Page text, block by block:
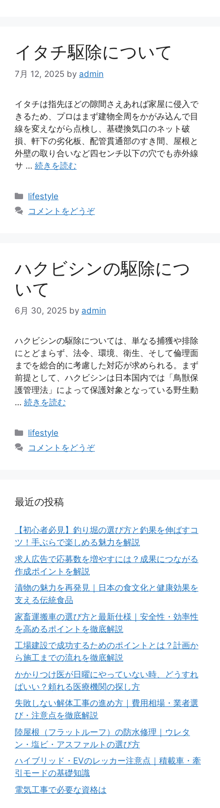
イタチ駆除について
7月 12, 2025 by admin
イタチは指先ほどの隙間さえあれば家屋に侵入で
きるため、プロはまず建物全周をかがみ込んで目
線を変えながら点検し、基礎換気口のネット破
損、軒下の劣化板、配管貫通部のすき間、屋根と
外壁の取り合いなど四センチ以下の穴でも赤外線
サ … 続きを読む
カ
lifestyle
コメントをどうぞ
ハクビシンの駆除につ
いて
6月 30, 2025 by admin
ハクビシンの駆除については、単なる捕獲や排除
にとどまらず、法令、環境、衛生、そして倫理面
までを総合的に考慮した対応が求められる。まず
前提として、ハクビシンは日本国内では「鳥獣保
護管理法」によって保護対象となっている野生動
… 続きを読む
カ
テ
lifestyle
コメントをどうぞ
最近の投稿
【初心者必見】釣り堀の選び方と釣果を伸ばすコ
ツ！手ぶらで楽しめる魅力を解説
求人広告で応募数を増やすには？成果につながる
作成ポイントを解説
漬物の魅力を再発見｜日本の食文化と健康効果を
支える伝統食品
家畜運搬車の選び方と最新仕様｜安全性・効率性
を高めるポイントを徹底解説
工場建設で成功するためのポイントとは？計画か
ら施工までの流れを徹底解説
かかりつけ医が日曜にやっていない時、どうすれ
ばいい？頼れる医療機関の探し方
失敗しない解体工事の進め方｜費用相場・業者選
び・注意点を徹底解説
陸屋根（フラットルーフ）の防水修理｜ウレタ
ン・塩ビ・アスファルトの選び方
ハイブリッド・EVのレッカー注意点｜積載車・牽
引モードの基礎知識
電気工事で必要な資格は